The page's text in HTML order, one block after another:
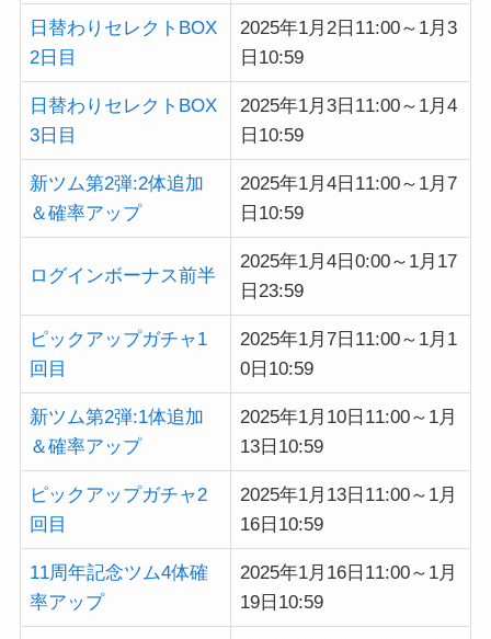
日替わりセレクトBOX
2日目
2025年1月2日11:00～1月3
日10:59
日替わりセレクトBOX
3日目
2025年1月3日11:00～1月4
日10:59
新ツム第2弾:2体追加
＆確率アップ
2025年1月4日11:00～1月7
日10:59
ログインボーナス前半
2025年1月4日0:00～1月17
日23:59
ピックアップガチャ1
回目
2025年1月7日11:00～1月1
0日10:59
新ツム第2弾:1体追加
＆確率アップ
2025年1月10日11:00～1月
13日10:59
ピックアップガチャ2
回目
2025年1月13日11:00～1月
16日10:59
11周年記念ツム4体確
率アップ
2025年1月16日11:00～1月
19日10:59